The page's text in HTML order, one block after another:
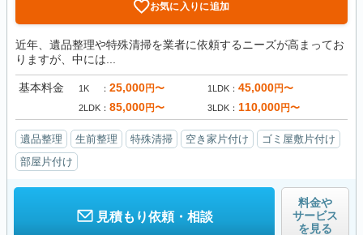
お気に入りに追加
近年、遺品整理や特殊清掃を業者に依頼するニーズが高まってお
りますが、中には...
基本料金 1K 25,000円〜 1LDK 45,000円〜
2LDK 85,000円〜 3LDK 110,000円〜
遺品整理 生前整理 特殊清掃 空き家片付け
ゴミ屋敷片付け
部屋片付け
見積もり依頼・相談
料金や
サービス
を見る